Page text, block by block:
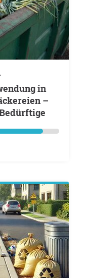
in
–